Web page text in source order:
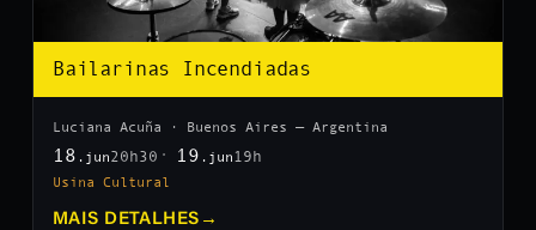
Bailarinas Incendiadas
Luciana Acuña · Buenos Aires — Argentina
18 .jun20h30 19 .jun 19h
Usina Cultural
MAIS DETALHES →